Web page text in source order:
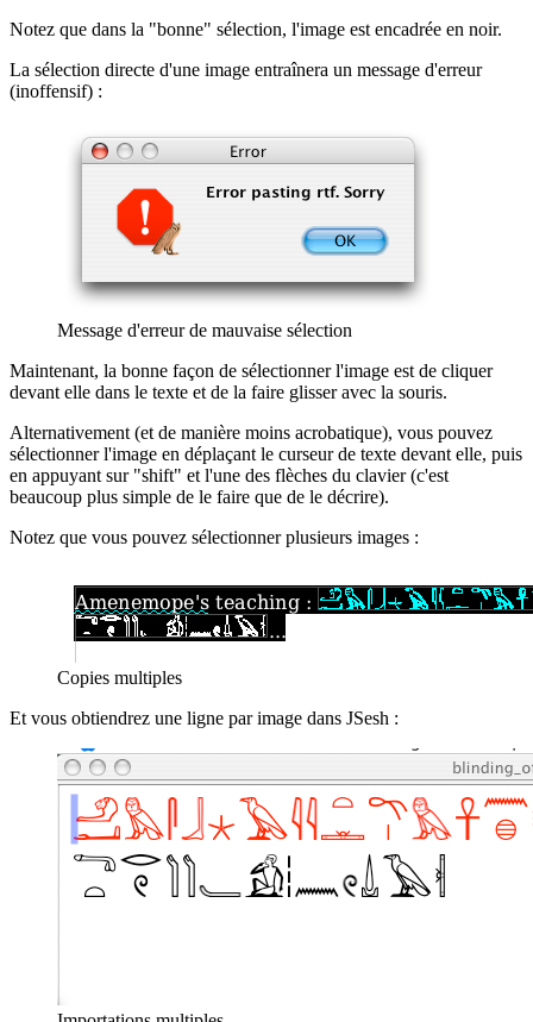
Notez que dans la "bonne" sélection, l'image est encadrée en noir.
La sélection directe d'une image entraînera un message d'erreur
(inoffensif) :
Message d'erreur de mauvaise sélection
Maintenant, la bonne façon de sélectionner l'image est de cliquer
devant elle dans le texte et de la faire glisser avec la souris.
Alternativement (et de manière moins acrobatique), vous pouvez
sélectionner l'image en déplaçant le curseur de texte devant elle, puis
en appuyant sur "shift" et l'une des flèches du clavier (c'est
beaucoup plus simple de le faire que de le décrire).
Notez que vous pouvez sélectionner plusieurs images :
Copies multiples
Et vous obtiendrez une ligne par image dans JSesh :